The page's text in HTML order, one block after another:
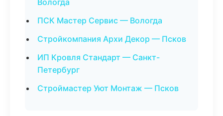
Вологда
ПСК Мастер Сервис — Вологда
Стройкомпания Архи Декор — Псков
ИП Кровля Стандарт — Санкт-
Петербург
Строймастер Уют Монтаж — Псков